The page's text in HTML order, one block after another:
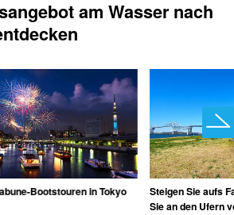
am Wasser nach
Bootstouren in Tokyo
Steigen Sie aufs
Sie an den Ufern